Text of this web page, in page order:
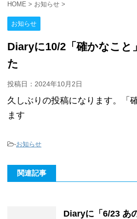
HOME > お知らせ >
お知らせ
Diaryに10/2「確かなこと
た
投稿日： 2024年10月2日
久しぶりの投稿になります。「
ます
-お知らせ
関連記事
Diaryに「6/23 あ